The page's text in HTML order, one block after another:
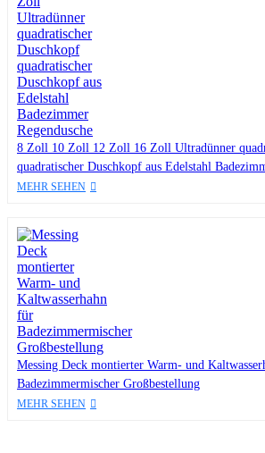
8 Zoll 10 Zoll 12 Zoll 16 Zoll Ultradünner
quadratischer Duschkopf aus Edelstahl
MEHR SEHEN
Messing Deck montierter Warm- und
Badezimmermischer Großbestellung
MEHR SEHEN